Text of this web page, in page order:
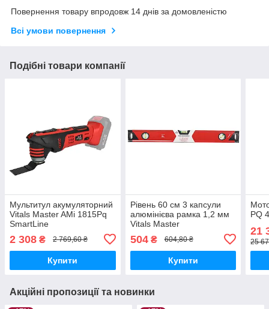
Повернення товару впродовж 14 днів за домовленістю
Всі умови повернення
Подібні товари компанії
Мультитул акумуляторний
Vitals Master AMi 1815Pq
SmartLine
2 308 ₴ 2 769,60 ₴
Купити
Рівень 60 см 3 капсули
алюмінієва рамка 1,2 мм
Vitals Master
504₴ 604,80 ₴
Купити
PQ
21
25
Акційні пропозиції та новинки